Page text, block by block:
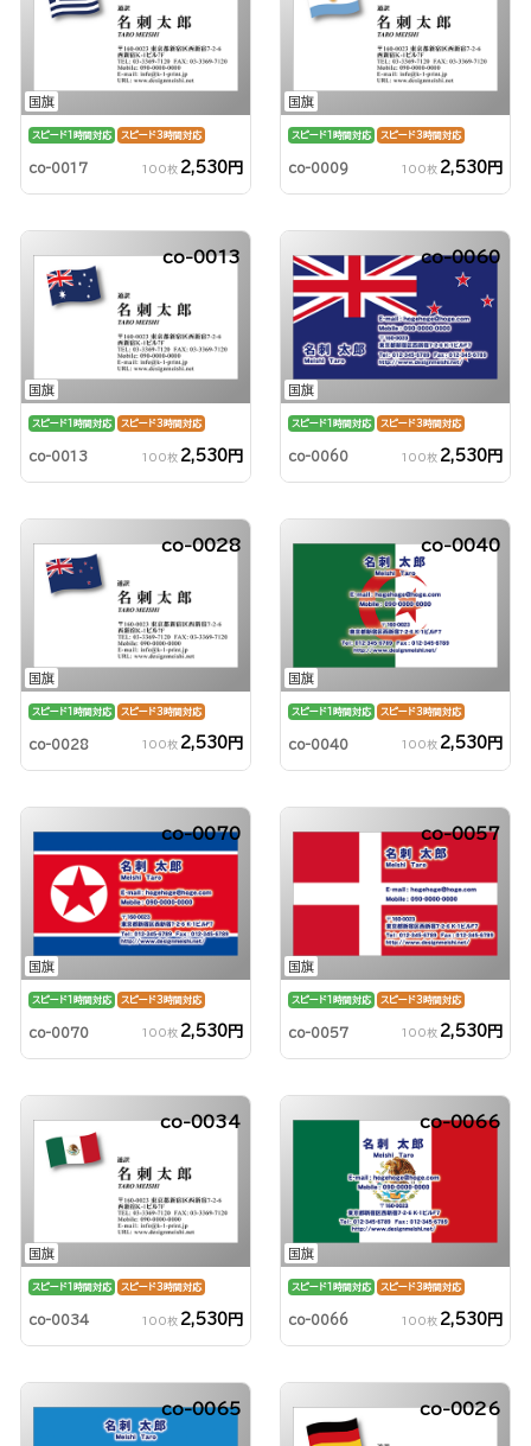
国旗
スピード1時間対応 スピード3時間対応
co-0017 100枚 2,530円
国旗
スピード1時間対応 スピード3時間対応
co-0009 100枚 2,530円
国旗
co-0013
スピード1時間対応 スピード3時間対応
co-0013 100枚 2,530円
国旗
co-0060
スピード1時間対応 スピード3時間対応
co-0060 100枚 2,530円
国旗
co-0028
スピード1時間対応 スピード3時間対応
co-0028 100枚 2,530円
国旗
co-0040
スピード1時間対応 スピード3時間対応
co-0040 100枚 2,530円
国旗
co-0070
スピード1時間対応 スピード3時間対応
co-0070 100枚 2,530円
国旗
co-0057
スピード1時間対応 スピード3時間対応
co-0057 100枚 2,530円
国旗
co-0034
スピード1時間対応 スピード3時間対応
co-0034 100枚 2,530円
国旗
co-0066
スピード1時間対応 スピード3時間対応
co-0066 100枚 2,530円
co-0065 co-0026